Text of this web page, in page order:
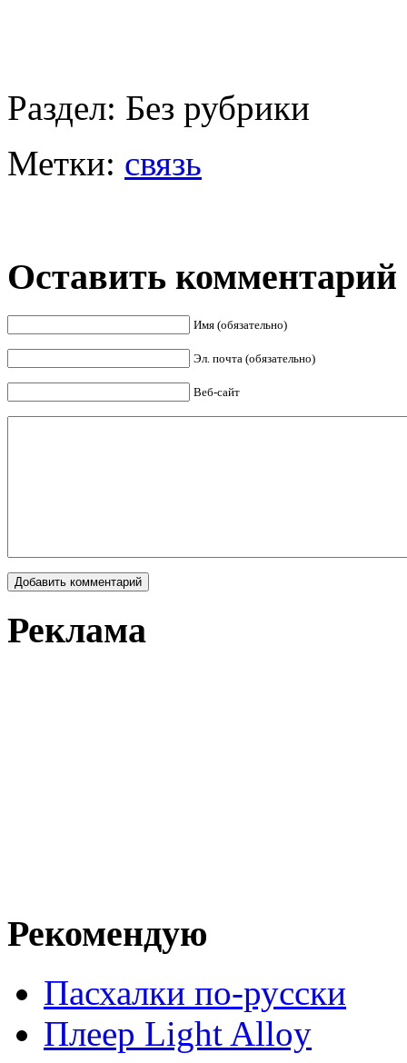
Раздел: Без рубрики
Метки: связь
Оставить комментарий
Имя (обязательно)
Эл. почта (обязательно)
Веб-сайт
Реклама
Рекомендую
Пасхалки по-русски
Плеер Light Alloy